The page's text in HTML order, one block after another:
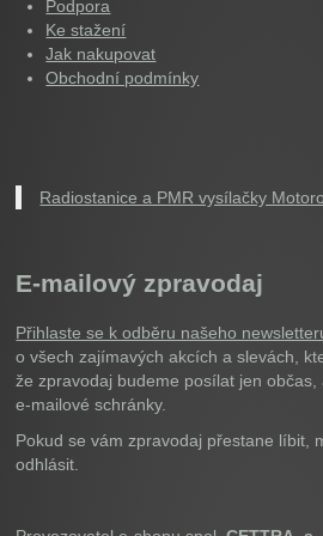
Podpora
Ke stažení
Jak nakupovat
Obchodní podmínky
Radiostanice a PMR vysílačky
E-mailový zpravodaj
Přihlaste se k odběru našeho
o všech zajímavých akcích a slevách,
že zpravodaj budeme posílat jen občas,
e-mailové schránky.
Pokud se vám zpravodaj přestane líbit,
odhlásit.